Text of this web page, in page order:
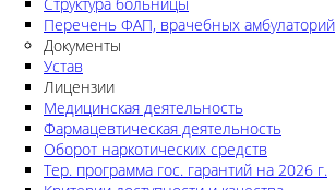
Перечень ФАП, врачебных амбулаторий
Документы
Устав
Лицензии
Медицинская деятельность
Фармацевтическая деятельность
Оборот наркотических средств
Тер. программа гос. гарантий на 2026 г.